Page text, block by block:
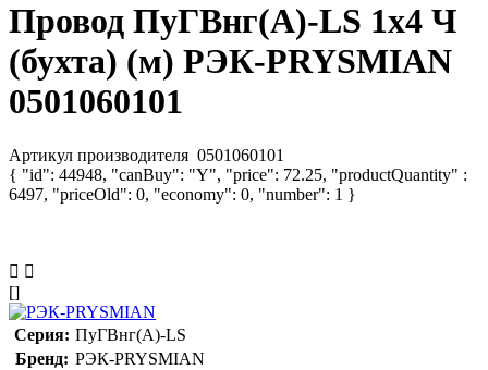
Провод ПуГВнг(А)-LS 1х4 Ч
(бухта) (м) РЭК-PRYSMIAN
0501060101
Артикул производителя 0501060101
{ "id": 44948, "canBuy": "Y", "price": 72.25, "productQuantity" :
6497, "priceOld": 0, "economy": 0, "number": 1 }
[]
Серия: ПуГВнг(А)-LS
Бренд: РЭК-PRYSMIAN